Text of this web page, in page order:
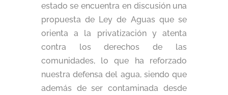
estado se encuentra en discusión una
propuesta de Ley de Aguas que se
orienta a la privatización y atenta
contra los derechos de las
comunidades, lo que ha reforzado
nuestra defensa del agua, siendo que
además de ser contaminada desde